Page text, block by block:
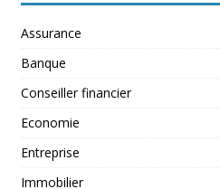
Assurance
Banque
Conseiller financier
Economie
Entreprise
Immobilier